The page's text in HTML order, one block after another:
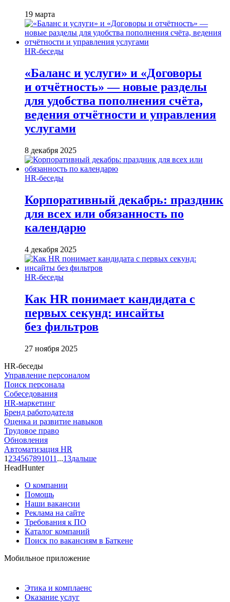
19 марта
HR-беседы
«Баланс и услуги» и «Договоры
и отчётность» — новые разделы
для удобства пополнения счёта,
ведения отчётности и управления
услугами
8 декабря 2025
HR-беседы
Корпоративный декабрь: праздник
для всех или обязанность по
календарю
4 декабря 2025
HR-беседы
Как HR понимает кандидата с
первых секунд: инсайты
без фильтров
27 ноября 2025
HR-беседы
Управление персоналом
Поиск персонала
Собеседования
HR-маркетинг
Бренд работодателя
Оценка и развитие навыков
Трудовое право
Обновления
Автоматизация HR
1 234567891011 ...13дальше
HeadHunter
О компании
Помощь
Наши вакансии
Реклама на сайте
Требования к ПО
Каталог компаний
Поиск по вакансиям в Баткене
Мобильное приложение
Этика и комплаенс
Оказание услуг